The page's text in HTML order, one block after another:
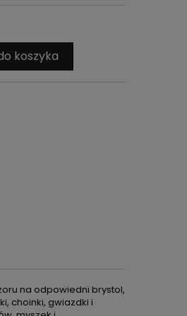
koszyka
na odpowiedni brystol,
choinki, gwiazdki i